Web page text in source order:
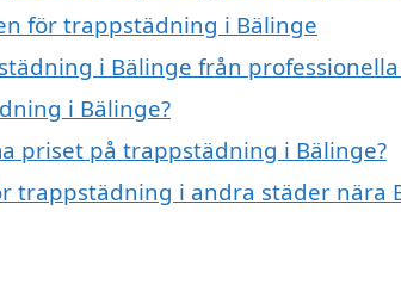
för trappstädning i Bälinge
i Bälinge från
i Bälinge?
priset på trappstädning i Bälinge?
trappstädning i andra städer nära